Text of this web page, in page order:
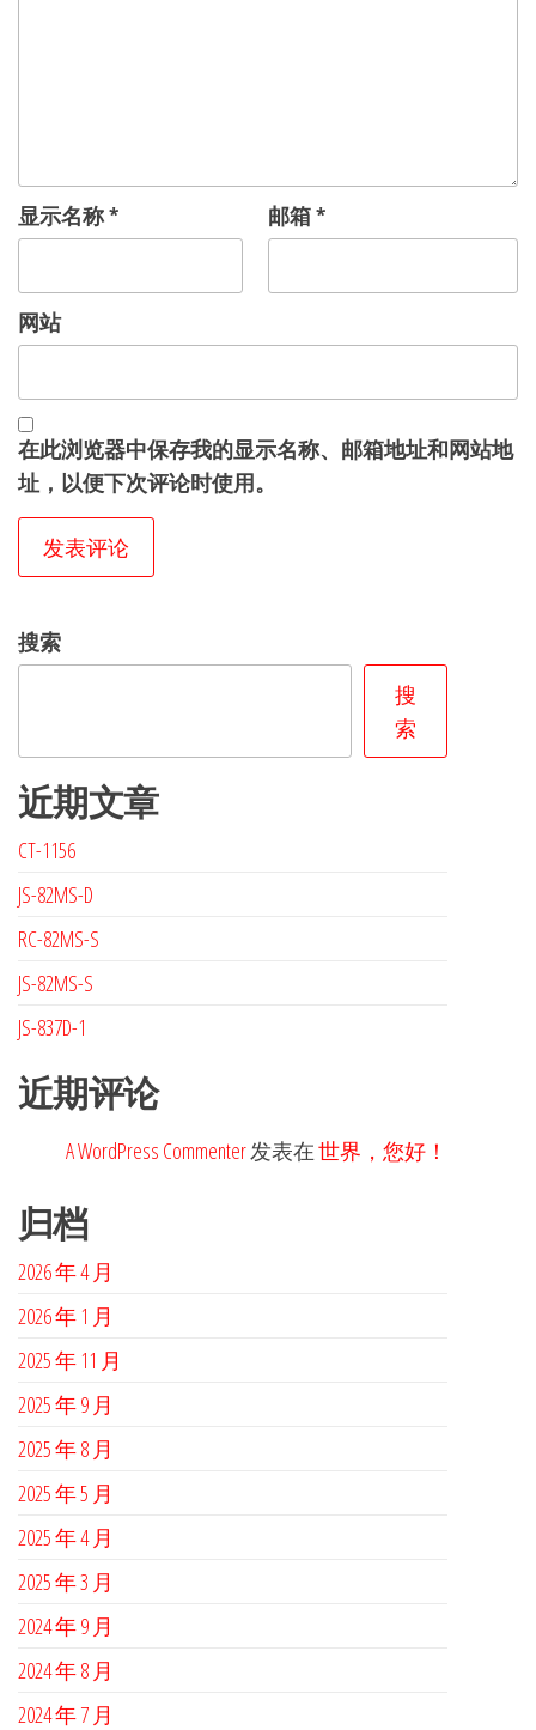
显示名称* 邮箱*
网站
在此浏览器中保存我的显示名称、邮箱地址和网站地
址，以便下次评论时使用。
搜索
搜
索
近期文章
CT-1156
JS-82MS-D
RC-82MS-S
JS-82MS-S
JS-837D-1
近期评论
A WordPress Commenter发表在世界，您好！
归档
2026 年 4 月
2026 年 1 月
2025 年 11 月
2025 年 9 月
2025 年 8 月
2025 年 5 月
2025 年 4 月
2025 年 3 月
2024 年 9 月
2024 年 8 月
2024 年 7 月